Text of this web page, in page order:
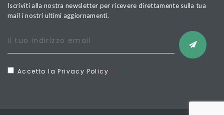
Iscriviti alla nostra newsletter per ricevere direttamente sulla tua
mail i nostri ultimi aggiornamenti.
Accetto la Privacy Policy